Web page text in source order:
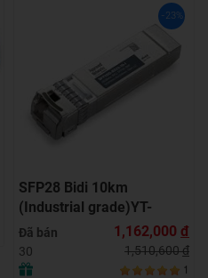
-23%
SFP28 Bidi 10km
(Industrial grade)YT-
SFP28-BU-10I
Đã bán
30
1,162,000 đ
1,510,600đ
1